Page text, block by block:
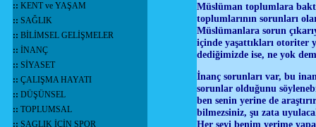
:: KENT ve YAŞAM
:: SAĞLIK
:: BİLİMSEL GELİŞMELER
:: İNANÇ
:: SİYASET
:: ÇALIŞMA HAYATI
:: DÜŞÜNSEL
:: TOPLUMSAL
:: SAGLIK İÇİN SPOR
Müslüman toplumlara
toplumlarının sorunları
Müslümanlara sorun
içinde yaşattıkları otoriter
dediğimizde ise, ne yok
İnanç sorunları var, bu
sorunlar olduğunu
ben senin yerine de
bilmezsiniz, şu zata
Her şeyi benim yerime